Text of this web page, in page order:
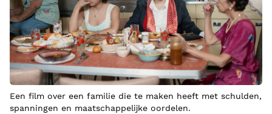
Een film over een familie die te maken heeft met schulden,
spanningen en maatschappelijke oordelen.